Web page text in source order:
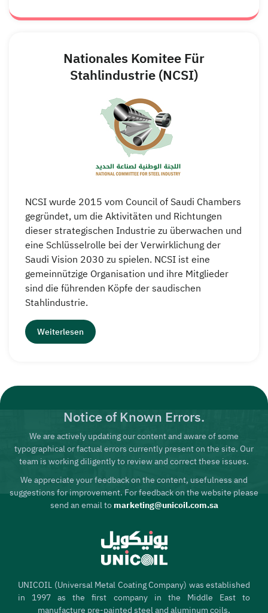
Nationales Komitee Für
Stahlindustrie (NCSI)
NCSI wurde 2015 vom Council of Saudi Chambers
gegründet, um die Aktivitäten und Richtungen
dieser strategischen Industrie zu überwachen und
eine Schlüsselrolle bei der Verwirklichung der
Saudi Vision 2030 zu spielen. NCSI ist eine
gemeinnützige Organisation und ihre Mitglieder
sind die führenden Köpfe der saudischen
Stahlindustrie.
Weiterlesen
Notice of Known Errors.
We are actively updating our content and aware of some
typographical or factual errors currently present on the site. Our
team is working diligently to review and correct these issues.
We appreciate your feedback on the content, usefulness and
suggestions for improvement. For feedback on the website please
send an email tomarketing@unicoil.com.sa
UNICOIL (Universal Metal Coating Company) was established
in 1997 as the first company in the Middle East to